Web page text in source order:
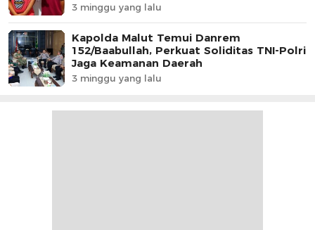
3 minggu yang lalu
Kapolda Malut Temui Danrem
152/Baabullah, Perkuat Soliditas TNI-Polri
Jaga Keamanan Daerah
3 minggu yang lalu